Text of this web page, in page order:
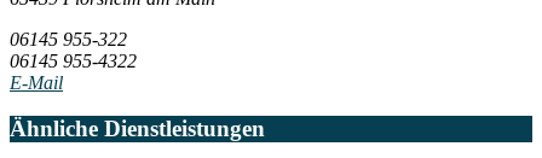
06145 955-322
06145 955-4322
E-Mail
Ähnliche Dienstleistungen